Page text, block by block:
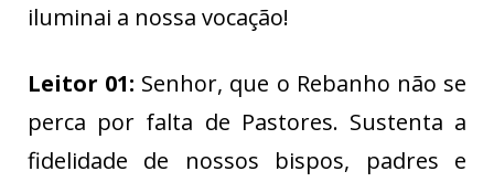
iluminai a nossa vocação!
Leitor 01: Senhor, que o Rebanho não se
perca por falta de Pastores. Sustenta a
fidelidade de nossos bispos, padres e